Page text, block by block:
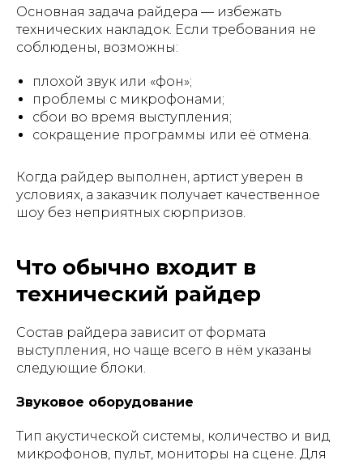
Основная задача райдера — избежать
технических накладок. Если требования не
соблюдены, возможны:
плохой звук или «фон»;
проблемы с микрофонами;
сбои во время выступления;
сокращение программы или её отмена.
Когда райдер выполнен, артист уверен в
условиях, а заказчик получает качественное
шоу без неприятных сюрпризов.
Что обычно входит в
технический райдер
Состав райдера зависит от формата
выступления, но чаще всего в нём указаны
следующие блоки.
Звуковое оборудование
Тип акустической системы, количество и вид
микрофонов, пульт, мониторы на сцене. Для